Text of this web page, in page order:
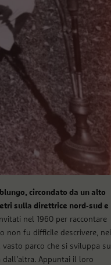
circondato da un alto
sulla direttrice nord‐sud e
nel 1960 per raccontare
non fu difficile descrivere, nei
parco che si sviluppa su
Appuntai il loro